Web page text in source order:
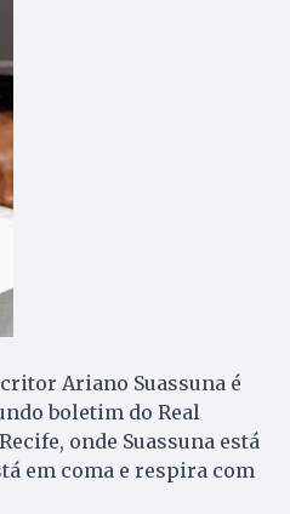
Ariano Suassuna é
boletim do Real
onde Suassuna está
em coma e respira com